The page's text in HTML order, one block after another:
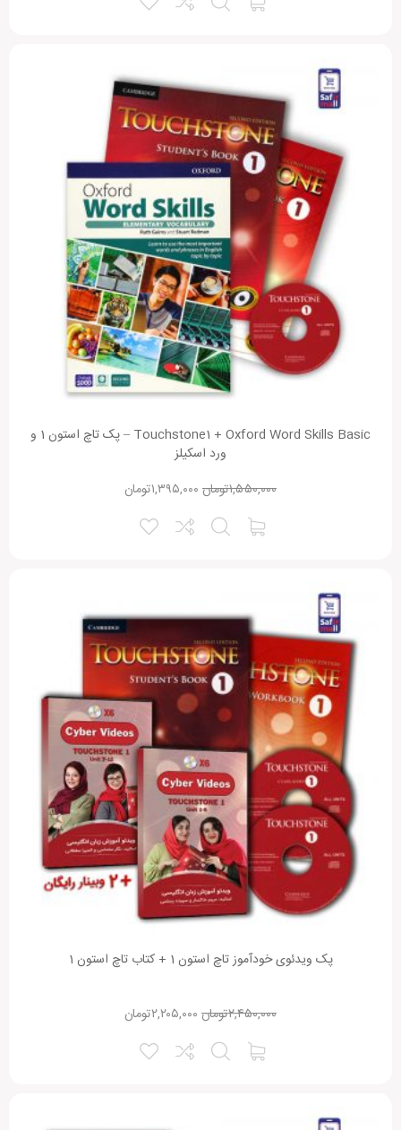
Touchstone1 + Oxford Word Skills Basic – پک تاچ استون 1 و
ورد اسکیلز
تومان۱,۵۵۰,۰۰۰ تومان۱,۳۹۵,۰۰۰
پک ویدئوی خودآموز تاچ استون 1 + کتاب تاچ استون 1
تومان۲,۴۵۰,۰۰۰ تومان۲,۲۰۵,۰۰۰